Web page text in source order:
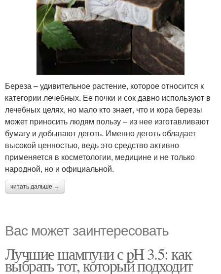
Береза – удивительное растение, которое относится к
категории лечебных. Ее почки и сок давно используют в
лечебных целях, но мало кто знает, что и кора березы
может приносить людям пользу – из нее изготавливают
бумагу и добывают деготь. Именно деготь обладает
высокой ценностью, ведь это средство активно
применяется в косметологии, медицине и не только
народной, но и официальной.
читать дальше →
Вас может заинтересовать
Лучшие шампуни с pH 3.5: как
выбрать тот, который подходит